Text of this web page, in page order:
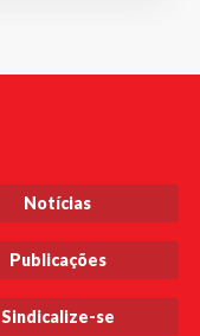
Notícias
Publicações
Sindicalize-se